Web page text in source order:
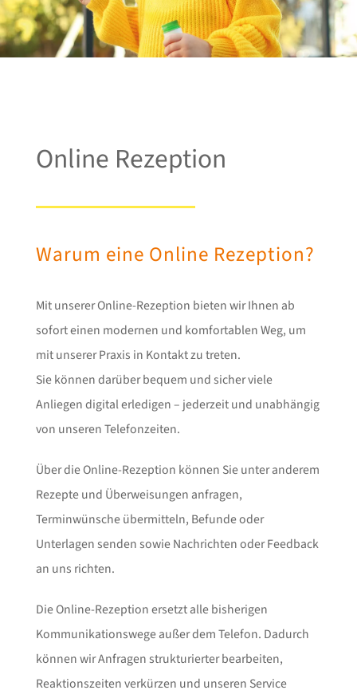
Online Rezeption
Warum eine Online Rezeption?
Mit unserer Online-Rezeption bieten wir Ihnen ab
sofort einen modernen und komfortablen Weg, um
mit unserer Praxis in Kontakt zu treten.
Sie können darüber bequem und sicher viele
Anliegen digital erledigen – jederzeit und unabhängig
von unseren Telefonzeiten.
Über die Online-Rezeption können Sie unter anderem
Rezepte und Überweisungen anfragen,
Terminwünsche übermitteln, Befunde oder
Unterlagen senden sowie Nachrichten oder Feedback
an uns richten.
Die Online-Rezeption ersetzt alle bisherigen
Kommunikationswege außer dem Telefon. Dadurch
können wir Anfragen strukturierter bearbeiten,
Reaktionszeiten verkürzen und unseren Service